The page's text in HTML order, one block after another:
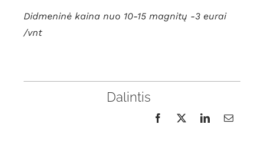
Didmeninė kaina nuo 10-15 magnitų -3 eurai
/vnt
Dalintis